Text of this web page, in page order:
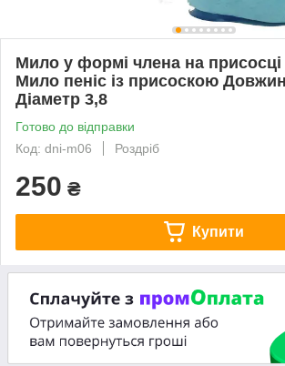
Мило у формі члена на
Мило пеніс із присоскою
Діаметр 3,8
Готово до відправки
Код: dni-m06
Роздріб
250 ₴
Купити